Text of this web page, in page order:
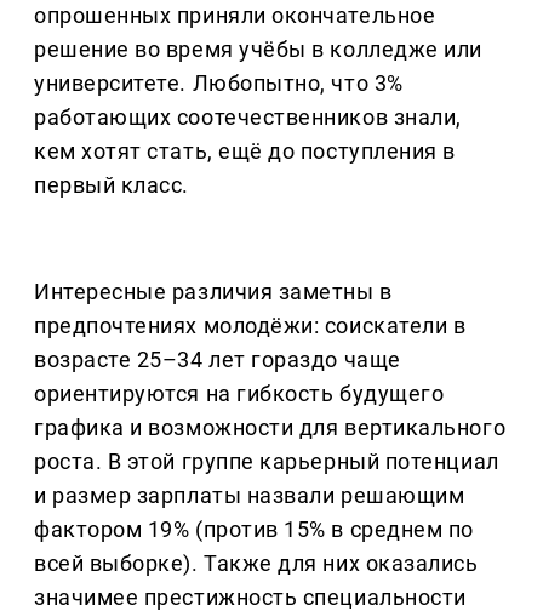
опрошенных приняли окончательное
решение во время учёбы в колледже или
университете. Любопытно, что 3%
работающих соотечественников знали,
кем хотят стать, ещё до поступления в
первый класс.
Интересные различия заметны в
предпочтениях молодёжи: соискатели в
возрасте 25–34 лет гораздо чаще
ориентируются на гибкость будущего
графика и возможности для вертикального
роста. В этой группе карьерный потенциал
и размер зарплаты назвали решающим
фактором 19% (против 15% в среднем по
всей выборке). Также для них оказались
значимее престижность специальности